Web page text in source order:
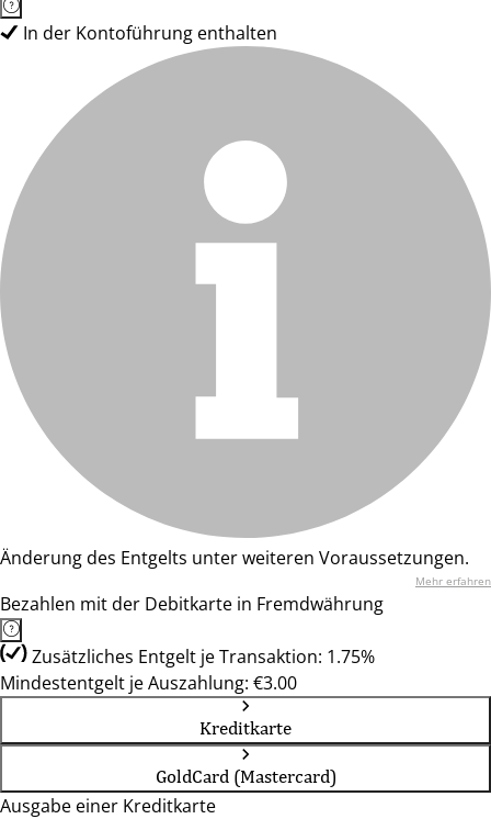
In der Kontoführung enthalten
Änderung des Entgelts unter weiteren Voraussetzungen.
Mehr erfahren
Bezahlen mit der Debitkarte in Fremdwährung
Zusätzliches Entgelt je Transaktion: 1.75%
Mindestentgelt je Auszahlung: €3.00
Kreditkarte
GoldCard (Mastercard)
Ausgabe einer Kreditkarte